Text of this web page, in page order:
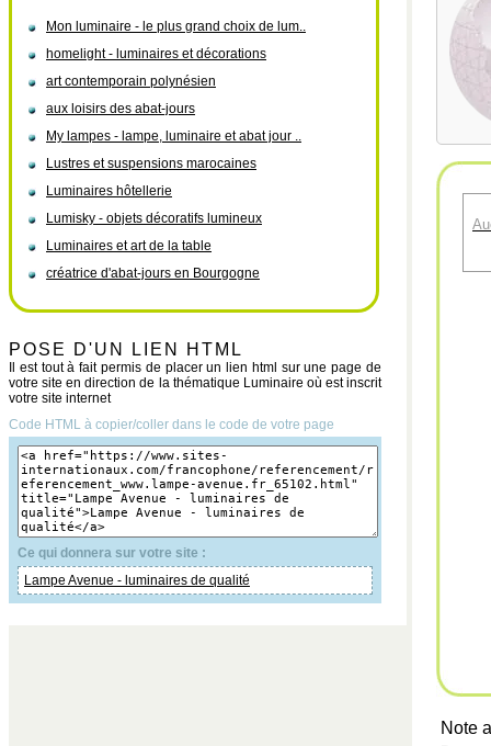
Mon luminaire - le plus grand choix de lum..
homelight - luminaires et décorations
art contemporain polynésien
aux loisirs des abat-jours
My lampes - lampe, luminaire et abat jour ..
Lustres et suspensions marocaines
Luminaires hôtellerie
Lumisky - objets décoratifs lumineux
Luminaires et art de la table
créatrice d'abat-jours en Bourgogne
POSE D'UN LIEN HTML
Il est tout à fait permis de placer un lien html sur une page de
votre site en direction de la thématique Luminaire où est inscrit
votre site internet
Code HTML à copier/coller dans le code de votre page
Ce qui donnera sur votre site :
Lampe Avenue - luminaires de qualité
Note